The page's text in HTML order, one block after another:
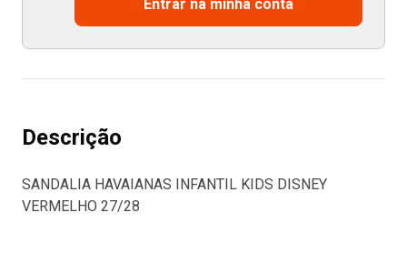
Entrar na minha conta
Descrição
SANDALIA HAVAIANAS INFANTIL KIDS DISNEY
VERMELHO 27/28